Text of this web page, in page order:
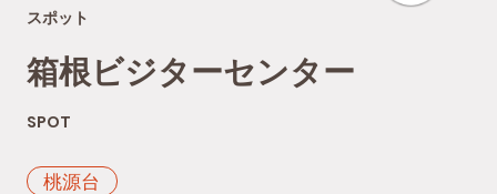
スポット
箱根ビジターセンター
SPOT
桃源台